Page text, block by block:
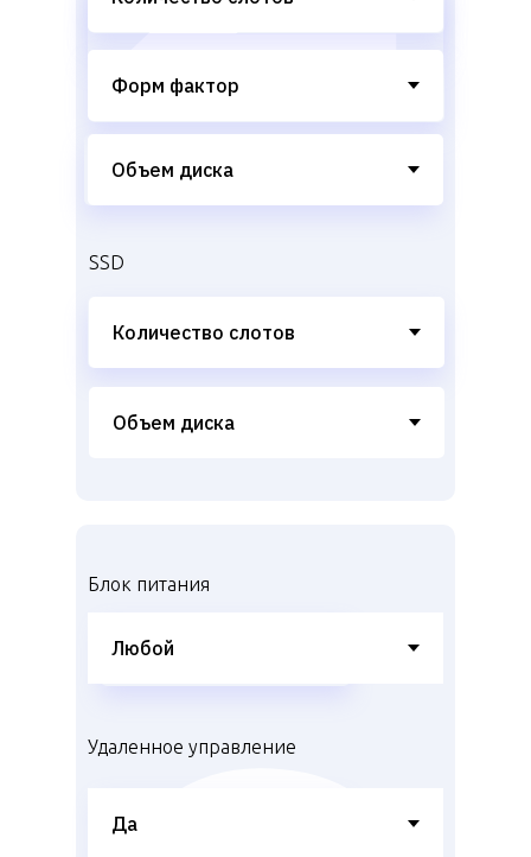
SSD
Блок питания
Удаленное управление